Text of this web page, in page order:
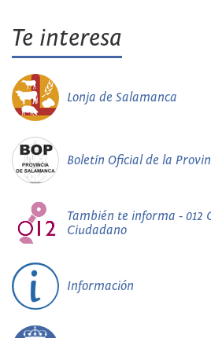
Te interesa
Lonja de Salamanca
Boletín Oficial de la
También te informa - 012
Ciudadano
Información